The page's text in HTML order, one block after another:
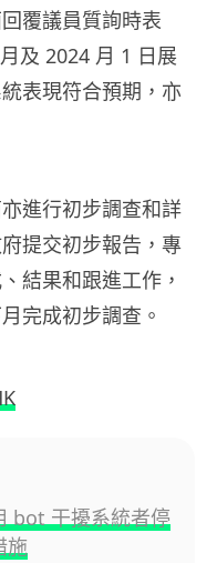
覆議員質詢時表
及 2024 月 1 日展
表現符合預期，亦
進行初步調查和詳
提交初步報告，專
結果和跟進工作，
完成初步調查。
bot 干擾系統者停
施